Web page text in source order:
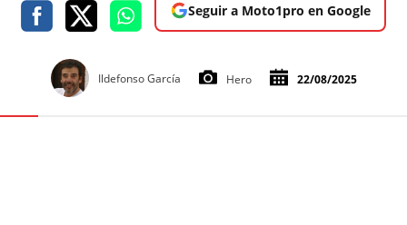
Seguir a Moto1pro en Google
Ildefonso García Hero 22/08/2025